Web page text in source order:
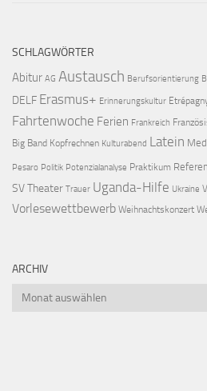
SCHLAGWÖRTER
Abitur AG Austausch Berufsorientierung
DELF Erasmus+ Erinnerungskultur
Fahrtenwoche Ferien Frankreich
Big Band Kopfrechnen Kulturabend Latein
Pesaro Politik Potenzialanalyse Praktikum
SVTheater Trauer Uganda-Hilfe Ukraine
Vorlesewettbewerb Weihnachtskonzert
ARCHIV